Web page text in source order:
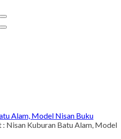
Alam, Model Nisan Buku
: Nisan Kuburan Batu Alam, Model